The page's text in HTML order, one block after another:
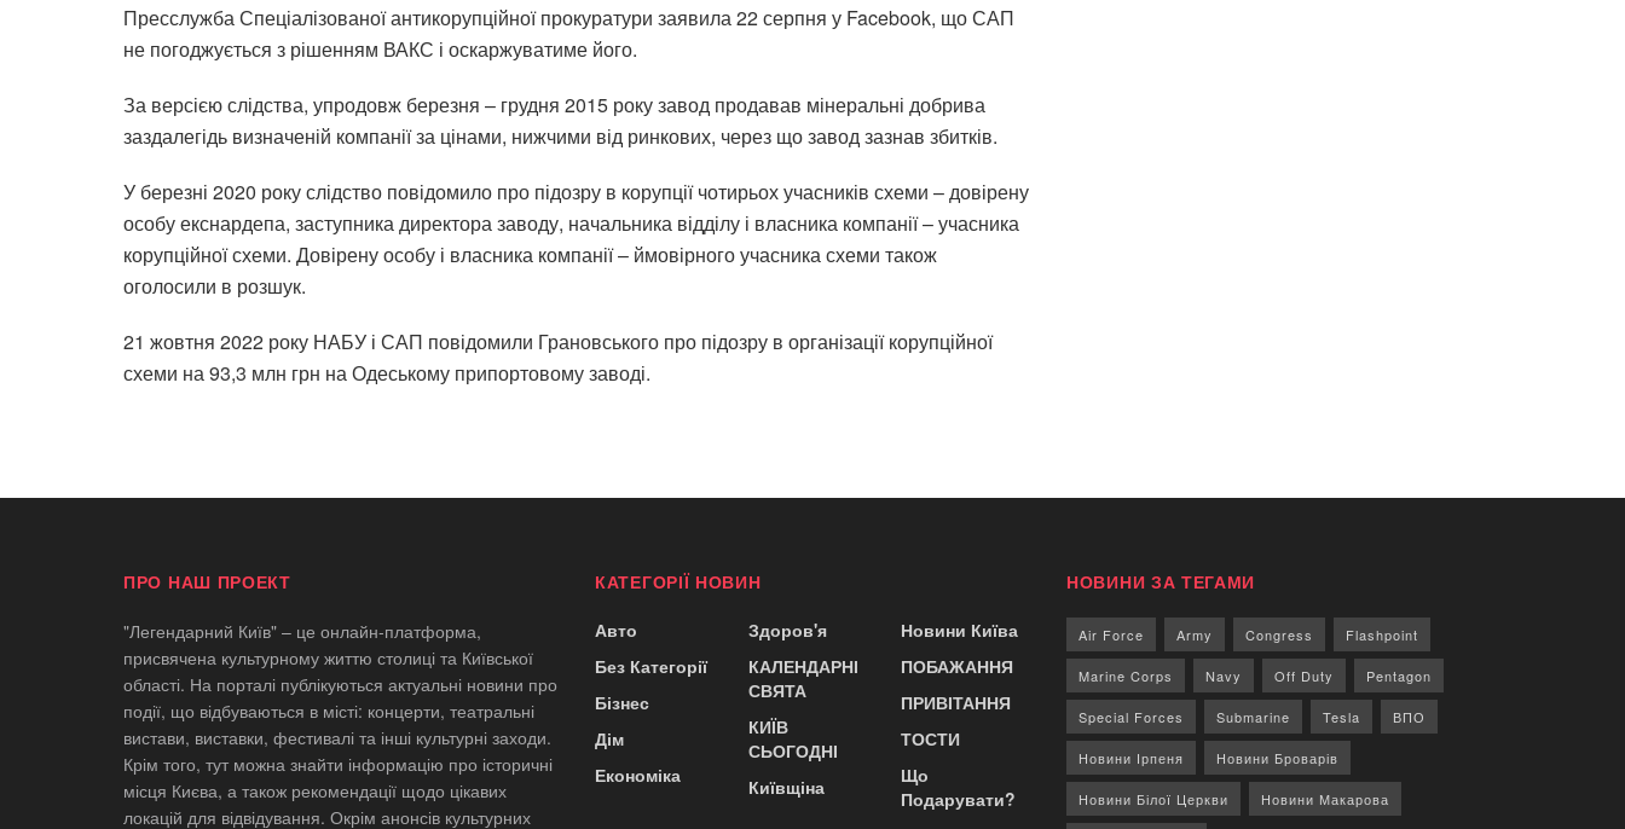
Пресслужба Спеціалізованої антикорупційної прокуратури заявила22 серпня у Facebook, що САП
не погоджується з рішенням ВАКС і оскаржуватиме його.
За версією слідства, упродовж березня – грудня 2015 року завод продавав мінеральні добрива
заздалегідь визначеній компанії за цінами, нижчими від ринкових, через що завод зазнав збитків.
У березні 2020 року слідство повідомило про підозру в корупції чотирьох учасників схеми – довірену
особу екснардепа, заступника директора заводу, начальника відділу і власника компанії – учасника
корупційної схеми. Довірену особу і власника компанії – ймовірного учасника схеми також
оголосили в розшук.
21 жовтня 2022 року НАБУ і САП повідомили Грановського про підозру в організації корупційної
схеми на 93,3 млн грн на Одеському припортовому заводі.
ПРО НАШ ПРОЕКТ
"Легендарний Київ" – це онлайн-платформа,
присвячена культурному життю столиці та Київської
області. На порталі публікуються актуальні новини про
події, що відбуваються в місті: концерти, театральні
вистави, виставки, фестивалі та інші культурні заходи.
Крім того, тут можна знайти інформацію про історичні
місця Києва, а також рекомендації щодо цікавих
локацій для відвідування. Окрім анонсів культурних
КАТЕГОРІЇ НОВИН
Авто
Без Категорії
Бізнес
Дім
Економіка
Здоров'я
КАЛЕНДАРНІ
СВЯТА
КИЇВ
СЬОГОДНІ
Київщіна
Новини Київа
ПОБАЖАННЯ
ПРИВІТАННЯ
ТОСТИ
Що
Подарувати?
НОВИНИ ЗА ТЕГАМИ
Air Force Army Congress Flashpoint
Marine Corps Navy Off Duty Pentagon
Special Forces Submarine Tesla ВПО
Новини Ірпеня Новини Броварів
Новини Білої Церкви Новини Макарова